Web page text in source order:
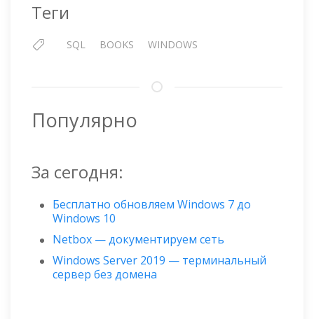
Теги
SQL BOOKS WINDOWS
Популярно
За сегодня:
Бесплатно обновляем Windows 7 до
Windows 10
Netbox — документируем сеть
Windows Server 2019 — терминальный
сервер без домена